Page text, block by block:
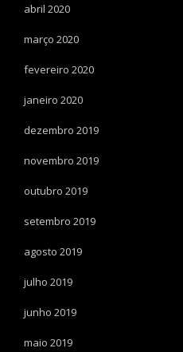
abril 2020
março 2020
fevereiro 2020
janeiro 2020
dezembro 2019
novembro 2019
outubro 2019
setembro 2019
agosto 2019
julho 2019
junho 2019
maio 2019